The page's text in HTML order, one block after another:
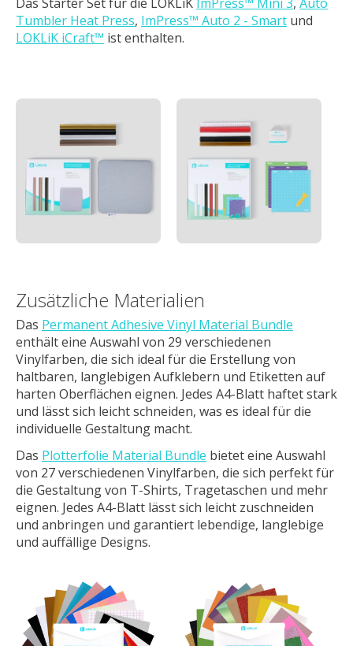
Tumbler Heat Press, ImPress™ Auto 2 - Smart und
LOKLiK iCraft™ ist enthalten.
Zusätzliche Materialien
Das Permanent Adhesive Vinyl Material Bundle
enthält eine Auswahl von 29 verschiedenen
Vinylfarben, die sich ideal für die Erstellung von
haltbaren, langlebigen Aufklebern und Etiketten auf
harten Oberflächen eignen. Jedes A4-Blatt haftet stark
und lässt sich leicht schneiden, was es ideal für die
individuelle Gestaltung macht.
Das Plotterfolie Material Bundle bietet eine Auswahl
von 27 verschiedenen Vinylfarben, die sich perfekt für
die Gestaltung von T-Shirts, Tragetaschen und mehr
eignen. Jedes A4-Blatt lässt sich leicht zuschneiden
und anbringen und garantiert lebendige, langlebige
und auffällige Designs.